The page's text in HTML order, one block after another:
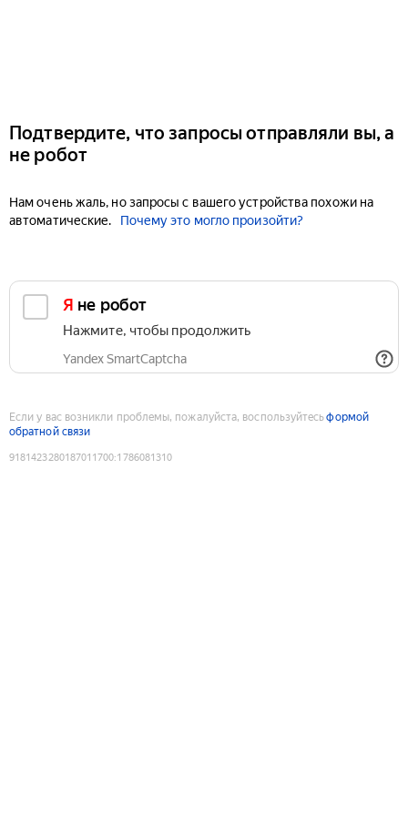
Подтвердите, что запросы отправляли вы, а
не робот
Нам очень жаль, но запросы с вашего устройства похожи на
автоматические.
Почему это могло произойти?
Я не робот
Нажмите, чтобы продолжить
Yandex SmartCaptcha
Если у вас возникли проблемы, пожалуйста, воспользуйтесьформой
обратной связи
9181423280187011700:1786081310